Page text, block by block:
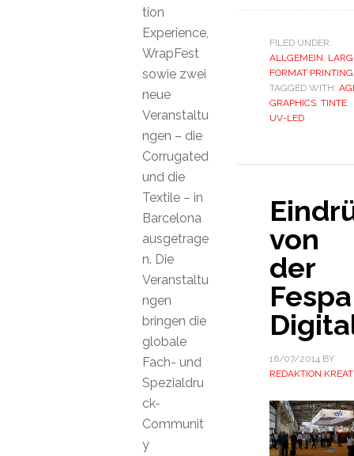
FILED UNDER:
ALLGEMEIN,
FORMAT PRINTING
TAGGED WITH:
GRAPHICS, TINTE,
UV-LED
von
der
Fespa
16/07/2014BY
REDAKTION
tion
Experience,
WrapFest
sowie zwei
neue
Veranstaltu
ngen – die
Corrugated
und die
Textile – in
Barcelona
ausgetrage
n. Die
Veranstaltu
ngen
bringen die
globale
Fach- und
Spezialdru
ck-
Communit
y